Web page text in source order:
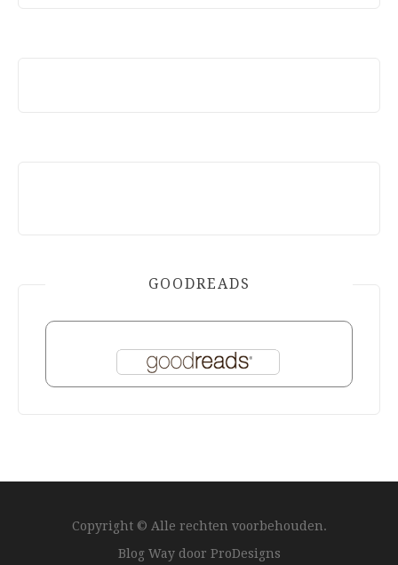
GOODREADS
Copyright © Alle rechten voorbehouden.
Blog Way door ProDesigns